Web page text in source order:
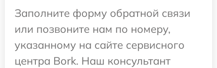
Заполните форму обратной связи
или позвоните нам по номеру,
указанному на сайте сервисного
центра Bork. Наш консультант